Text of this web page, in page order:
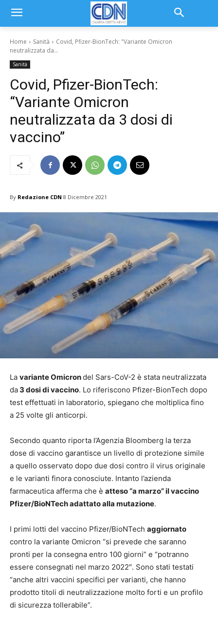
Home Sanità
Covid, Pfizer-BionTech: "Variante Omicron
neutralizzata da...
Sanità
Covid, Pfizer-BionTech:
“Variante Omicron
neutralizzata da 3 dosi di
vaccino”
By Redazione CDN 8 Dicembre 2021
La variante Omicrondel Sars-CoV-2 è stata neutralizzata
da 3 dosi di vaccino. Lo riferiscono Pfizer-BionTech dopo
test effettuati in laboratorio, spiegano che moltiplica fino
a 25 volte gli anticorpi.
Secondo quanto riporta l’Agenzia Bloomberg la terza
dose di vaccino garantisce un livello di protezione simile
a quello osservato dopo due dosi contro il virus originale
e le varianti finora conosciute. Intanto l’azienda
farmaceutica afferma che è atteso “a marzo” il vaccino
Pfizer/BioNTech adattato alla mutazione.
I primi lotti del vaccino Pfizer/BioNTech aggiornato
contro la variante Omicron “si prevede che saranno
pronti per la consegna entro 100 giorni” e “potranno
essere consegnati nel marzo 2022″. Sono stati testati
“anche altri vaccini specifici per varianti, che hanno
prodotto titoli di neutralizzazione molto forti e un profilo
di sicurezza tollerabile”.